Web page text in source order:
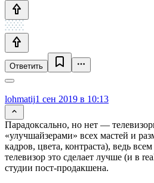
Ответить
lohmatij1 сен 2019 в 10:13
Парадоксально, но нет —
«улучшайзерами» всех мастей и
кадров, цвета, контраста), ведь
телевизор это сделает лучше (и в
студии пост-продакшена.